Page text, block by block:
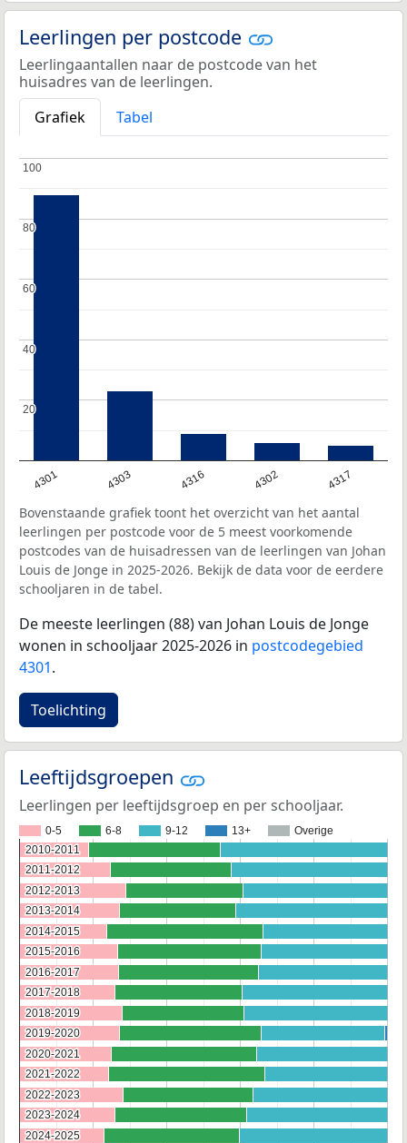
Leerlingen per postcode
Leerlingaantallen naar de postcode van het
huisadres van de leerlingen.
Grafiek
Tabel
4301 4303 4316 4302 4317
20
20
40
40
60
60
80
80
100
100
Bovenstaande grafiek toont het overzicht van het aantal
leerlingen per postcode voor de 5 meest voorkomende
postcodes van de huisadressen van de leerlingen van Johan
Louis de Jonge in 2025-2026. Bekijk de data voor de eerdere
schooljaren in de tabel.
De meeste leerlingen (88) van Johan Louis de Jonge
wonen in schooljaar 2025-2026 in postcodegebied
4301.
Toelichting
Leeftijdsgroepen
Leerlingen per leeftijdsgroep en per schooljaar.
0-5 6-8 9-12 13+ Overige
2010-2011
2010-2011
2011-2012
2011-2012
2012-2013
2012-2013
2013-2014
2013-2014
2014-2015
2014-2015
2015-2016
2015-2016
2016-2017
2016-2017
2017-2018
2017-2018
2018-2019
2018-2019
2019-2020
2019-2020
2020-2021
2020-2021
2021-2022
2021-2022
2022-2023
2022-2023
2023-2024
2023-2024
2024-2025
2024-2025